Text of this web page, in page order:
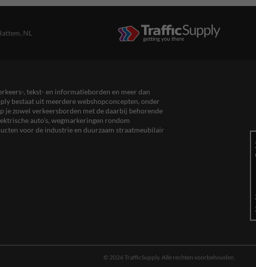
NL
, tekst- en informatieborden en meer dan
bestaat uit meerdere webshopconcepten, onder
je zowel verkeersborden met de daarbij behorende
auto’s, wegmarkeringen rondom
voor de industrie en duurzaam straatmeubilair
© 2026 TrafficSupply. Alle rechten voorbehouden.